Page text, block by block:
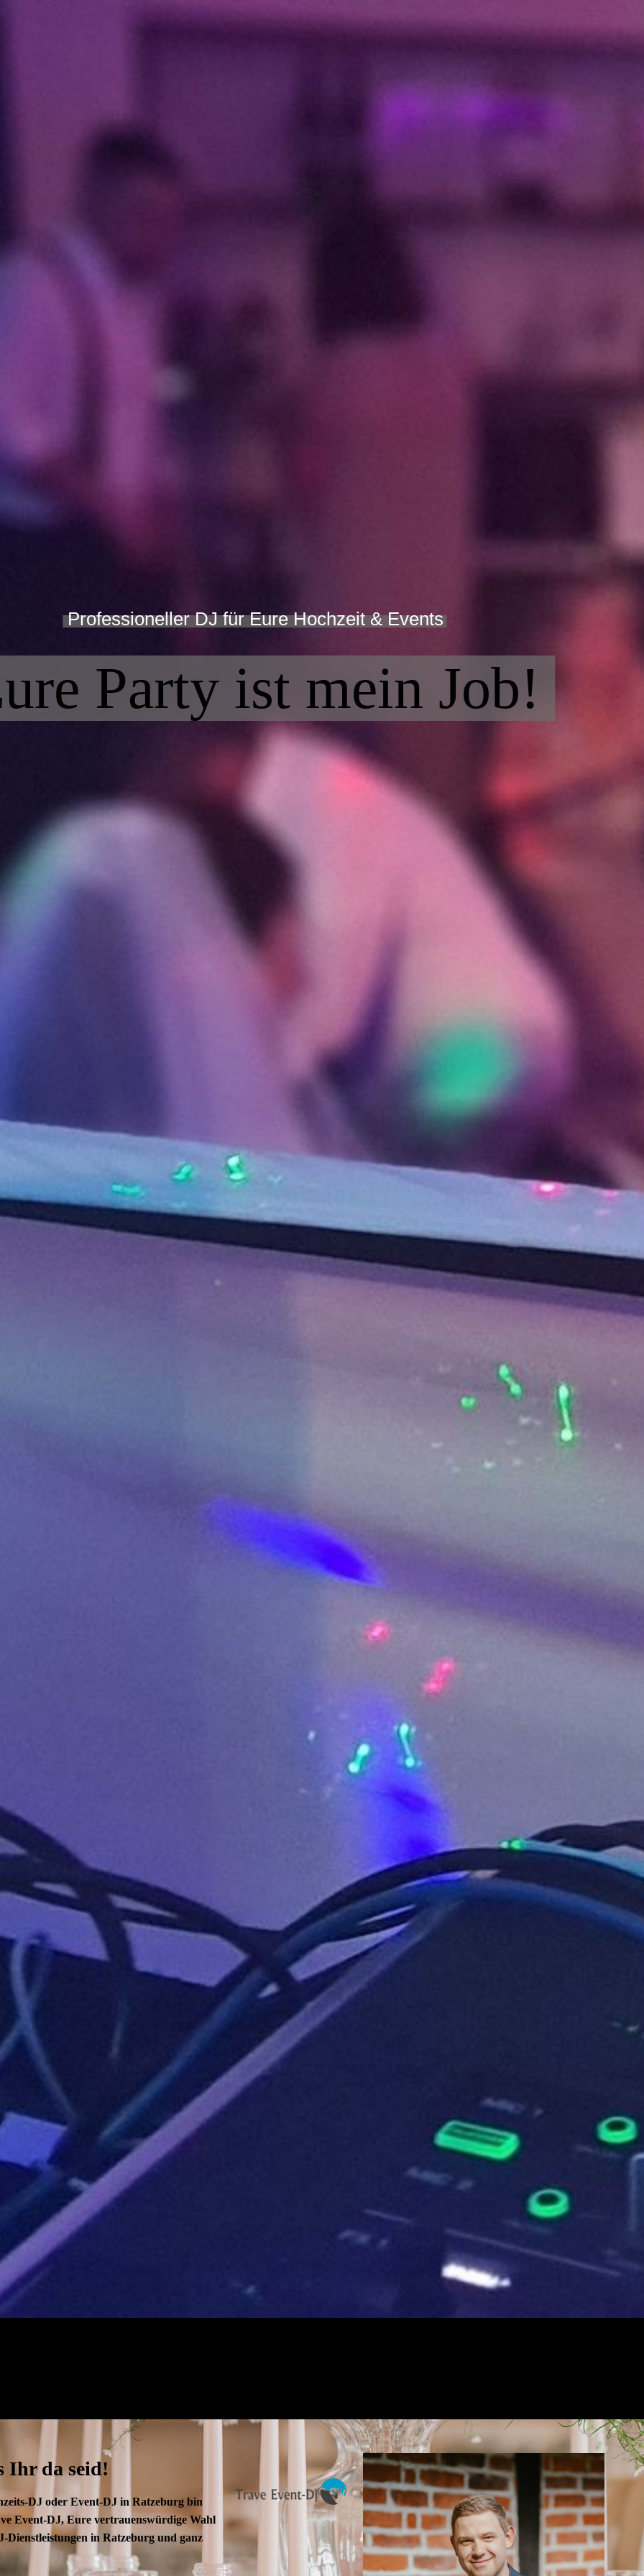
Professioneller DJ für Eure Hochzeit & Events
Party ist mein Job!
Ihr da seid!
DJ oder Event-DJ in Ratzeburg bin
Event-DJ, Eure vertrauenswürdige Wahl
Dienstleistungen in Ratzeburg und ganz